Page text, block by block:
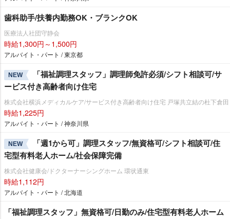
歯科助手/扶養内勤務OK・ブランクOK
医療法人社団守静会
時給1,300円～1,500円
アルバイト・パート / 東京都
NEW
「福祉調理スタッフ」調理師免許必須/シフト相談可/サ
ービス付き高齢者向け住宅
株式会社横浜メディカルケア/サービス付き高齢者向け住宅 戸塚共立結の杜下倉田
時給1,225円
アルバイト・パート / 神奈川県
NEW
「週1から可」調理スタッフ/無資格可/シフト相談可/住
宅型有料老人ホーム/社会保障完備
株式会社健康会/ドクターナーシングホーム 環状通東
時給1,112円
アルバイト・パート / 北海道
「福祉調理スタッフ」無資格可/日勤のみ/住宅型有料老人ホーム